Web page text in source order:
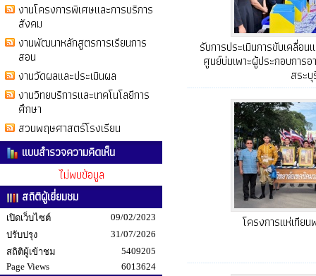
งานโครงการพิเศษและการบริการ
สังคม
งานพัฒนาหลักสูตรการเรียนการ
สอน
งานวัดผลและประเมินผล
งานวิทยบริการและเทคโนโลยีการ
ศึกษา
สวนพฤษศาสตร์โรงเรียน
แบบสำรวจความคิดเห็น
ไม่พบข้อมูล
สถิติผู้เยี่ยมชม
เปิดเว็บไซต์
09/02/2023
ปรับปรุง
31/07/2026
สถิติผู้เข้าชม
5409205
Page Views
6013624
รับการประเมินการขับเคลื่อน
ศูนย์บ่มเพาะผู้ประกอบการ
สระ
โครงการแห่เทีย